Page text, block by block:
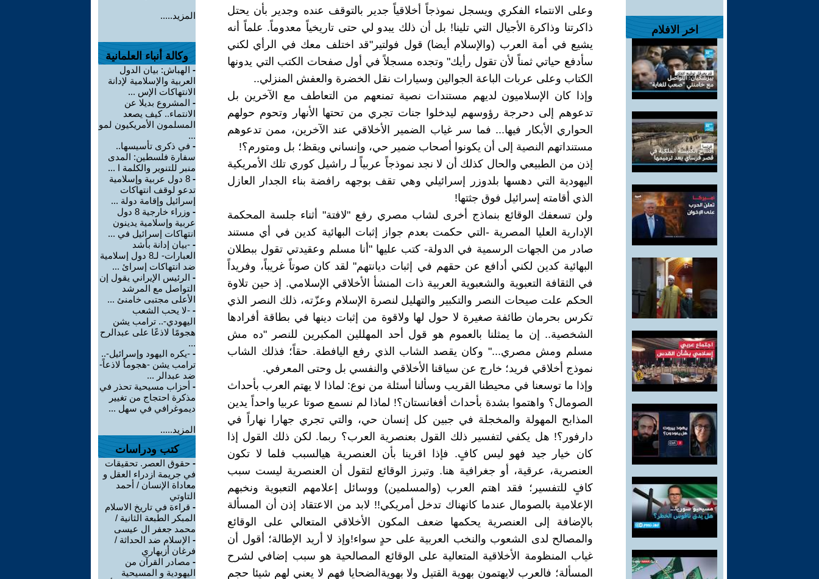
اخر الافلام
وعلى الانتماء الفكري ويسجل نموذجاً أخلاقياً جدير بالتوقف عنده وجدير بأن يحتل
ذاكرتنا وذاكرة الأجيال التي تلينا! بل أن ذلك يبدو لي حتى تاريخياً معدوماً. علماً أنه
يشيع في أمة العرب (والإسلام أيضا) قول فولتير"قد اختلف معك في الرأي لكني
سأدفع حياتي ثمناً لأن تقول رأيك" وتجده مسجلاً في أول صفحات الكتب التي يدونها
الكتاب وعلى عربات الباعة الجوالين وسيارات نقل الخضرة والعفش المنزلي..
وإذا كان الإسلاميون لديهم مستندات نصية تمنعهم من التعاطف مع الآخرين بل
تدعوهم إلى دحرجة رؤوسهم ليدخلوا جنات تجري من تحتها الأنهار وتحوم حولهم
الحواري الأبكار فيها... فما سر غياب الضمير الأخلاقي عند الآخرين، ممن تدعوهم
مستنداتهم النصية إلى أن يكونوا أصحاب ضمير حي، وإنساني ويقظ؛ بل ومتورم؟!
إذن من الطبيعي والحال كذلك أن لا نجد نموذجاً عربياً لـ راشيل كوري تلك الأمريكية
اليهودية التي دهسها بلدوزر إسرائيلي وهي تقف بوجهه رافضة بناء الجدار العازل
الذي أقامته إسرائيل فوق جثتها!
ولن تسعفك الوقائع بنماذج أخرى لشاب مصري رفع "لافتة" أثناء جلسة المحكمة
الإدارية العليا المصرية -التي حكمت بعدم جواز إثبات البهائية كدين في أي مستند
صادر من الجهات الرسمية في الدولة- كتب عليها "أنا مسلم وعقيدتي تقول ببطلان
البهائية كدين لكني أدافع عن حقهم في إثبات ديانتهم" لقد كان صوتاً غريباً، وفريداً
في الثقافة التعبوية والشعبوية العربية ذات المنشأ الأخلاقي الإسلامي. إذ حين تلاوة
الحكم علت صيحات النصر والتكبير والتهليل لنصرة الإسلام وعزّته، ذلك النصر الذي
تكرس بحرمان طائفة صغيرة لا حول لها ولاقوة من إثبات دينها في بطاقة أفرادها
الشخصية.. إن ما يمثلنا بالعموم هو قول أحد المهللين المكبرين للنصر "ده مش
مسلم ومش مصري..." وكان يقصد الشاب الذي رفع اليافطة. حقاً؛ فذلك الشاب
نموذج أخلاقي فريد؛ خارج عن سياقنا الأخلاقي والنفسي بل وحتى المعرفي.
وإذا ما توسعنا في محيطنا القريب وسألنا أسئلة من نوع: لماذا لا يهتم العرب بأحداث
الصومال؟ واهتموا بشدة بأحداث أفغانستان؟! لماذا لم نسمع صوتا عربيا واحداً يدين
المذابح المهولة والمخجلة في جبين كل إنسان حي، والتي تجري جهارا نهاراً في
دارفور؟! هل يكفي لتفسير ذلك القول بعنصرية العرب؟ ربما. لكن ذلك القول إذا
كان خيار جيد فهو ليس كافٍ. فإذا اقرينا بأن العنصرية هيالسبب فلما لا تكون
العنصرية، عرقية، أو جغرافية هنا. وتبرز الوقائع لتقول أن العنصرية ليست سبب
كافٍ للتفسير؛ فقد اهتم العرب (والمسلمين) ووسائل إعلامهم التعبوية ونخبهم
الإعلامية بالصومال عندما كانهناك تدخل أمريكي!! لابد من الاعتقاد إذن أن المسألة
بالإضافة إلى العنصرية يحكمها ضعف المكون الأخلاقي المتعالي على الوقائع
والمصالح لدى الشعوب والنخب العربية على حدٍ سواء!وإذ لا أريد الإطالة؛ أقول أن
غياب المنظومة الأخلاقية المتعالية على الوقائع المصالحية هو سبب إضافي لشرح
المسألة؛ فالعرب لايهتمون بهوية القتيل ولا بهويةالضحايا فهم لا يعني لهم شيئا حجم
المزيد.....
وكالة أنباء العلمانية
- الهباش: بيان الدول
العربية والإسلامية لإدانة
الانتهاكات الإس ...
- المشروع بديلا عن
الانتماء.. كيف يصعد
المسلمون الأمريكيون لمو
...
- في ذكرى تأسيسها..
سفارة فلسطين: المدى
منبر للتنوير والكلمة ا ...
-
8 دول عربية وإسلامية
تدعو لوقف انتهاكات
إسرائيل وإقامة دولة ...
-
وزراء خارجية 8 دول
عربية وإسلامية يدينون
انتهاكات إسرائيل في ...
- -بيان إدانة بأشد
العبارات- لـ8 دول إسلامية
ضد انتهاكات إسرائ ...
- الرئيس الإيراني يقول إن
التواصل مع المرشد
الأعلى مجتبى خامنئ ...
- -لا يحب الشعب
اليهودي-.. ترامب يشن
هجومًا لاذعًا على عبدالرح
...
- -يكره اليهود وإسرائيل-..
ترامب يشن -هجوماً لاذعاً-
ضد عبدالر ...
- أحزاب مسيحية تحذر في
مذكرة احتجاج من تغيير
ديموغرافي في سهل ...
المزيد.....
كتب ودراسات
- حقوق العصر. تحقيقات
في جريمة ازدراء العقل و
معاداة الإنسان / أحمد
التاوتي
- قراءة في تاريخ الاسلام
المبكر الطبعة الثانية /
محمد جعفر ال عيسى
- الإسلام ضد الحداثة /
فرغان أزيهاري
- مصادر القرآن من
اليهودية و المسيحية